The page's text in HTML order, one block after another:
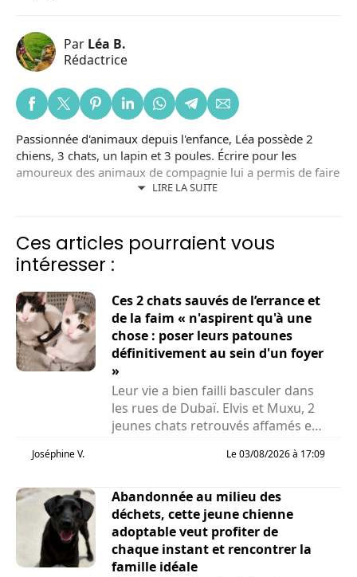
Par Léa B.
Rédactrice
LIRE LA SUITE
Passionnée d'animaux depuis l'enfance, Léa possède 2
chiens, 3 chats, un lapin et 3 poules. Écrire pour les
amoureux des animaux de compagnie lui a permis de faire
le lien entre sa passion des animaux et la rédaction.
Ces articles pourraient vous
intéresser :
Ces 2 chats sauvés de l’errance et
de la faim « n'aspirent qu'à une
chose : poser leurs patounes
définitivement au sein d'un foyer
»
Leur vie a bien failli basculer dans
les rues de Dubaï. Elvis et Muxu, 2
jeunes chats retrouvés affamés et
Joséphine V. Le 03/08/2026 à 17:09
Abandonnée au milieu des
déchets, cette jeune chienne
adoptable veut profiter de
chaque instant et rencontrer la
famille idéale